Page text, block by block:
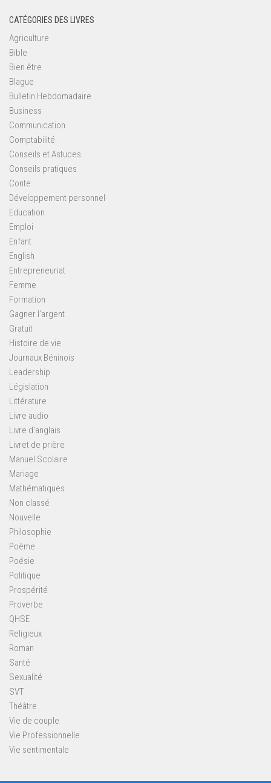
CATÉGORIES DES LIVRES
Agriculture
Bible
Bien être
Blague
Bulletin Hebdomadaire
Business
Communication
Comptabilité
Conseils et Astuces
Conseils pratiques
Conte
Développement personnel
Education
Emploi
Enfant
English
Entrepreneuriat
Femme
Formation
Gagner l'argent
Gratuit
Histoire de vie
Journaux Béninois
Leadership
Législation
Littérature
Livre audio
Livre d'anglais
Livret de prière
Manuel Scolaire
Mariage
Mathématiques
Non classé
Nouvelle
Philosophie
Poème
Poésie
Politique
Prospérité
Proverbe
QHSE
Religieux
Roman
Santé
Sexualité
SVT
Théâtre
Vie de couple
Vie Professionnelle
Vie sentimentale